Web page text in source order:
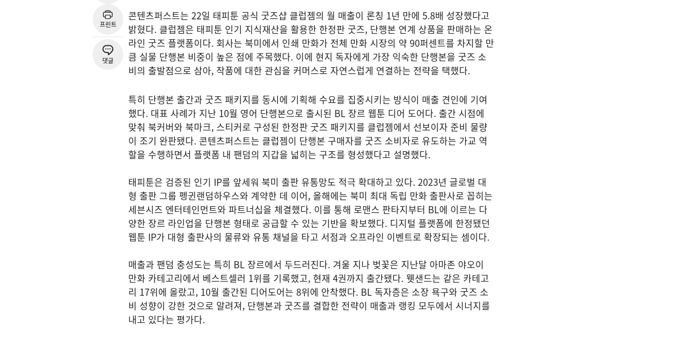
프린트
댓글
콘텐츠퍼스트는 22일 태피툰 공식 굿즈샵 클럽젬의 월 매출이 론칭 1년 만에 5.8배 성장했다고
밝혔다. 클럽젬은 태피툰 인기 지식재산을 활용한 한정판 굿즈, 단행본 연계 상품을 판매하는 온
라인 굿즈 플랫폼이다. 회사는 북미에서 인쇄 만화가 전체 만화 시장의 약 90퍼센트를 차지할 만
큼 실물 단행본 비중이 높은 점에 주목했다. 이에 현지 독자에게 가장 익숙한 단행본을 굿즈 소
비의 출발점으로 삼아, 작품에 대한 관심을 커머스로 자연스럽게 연결하는 전략을 택했다.
특히 단행본 출간과 굿즈 패키지를 동시에 기획해 수요를 집중시키는 방식이 매출 견인에 기여
했다. 대표 사례가 지난 10월 영어 단행본으로 출시된 BL 장르 웹툰 디어 도어다. 출간 시점에
맞춰 북커버와 북마크, 스티커로 구성된 한정판 굿즈 패키지를 클럽젬에서 선보이자 준비 물량
이 조기 완판됐다. 콘텐츠퍼스트는 클럽젬이 단행본 구매자를 굿즈 소비자로 유도하는 가교 역
할을 수행하면서 플랫폼 내 팬덤의 지갑을 넓히는 구조를 형성했다고 설명했다.
태피툰은 검증된 인기 IP를 앞세워 북미 출판 유통망도 적극 확대하고 있다. 2023년 글로벌 대
형 출판 그룹 펭귄랜덤하우스와 계약한 데 이어, 올해에는 북미 최대 독립 만화 출판사로 꼽히는
세븐시즈 엔터테인먼트와 파트너십을 체결했다. 이를 통해 로맨스 판타지부터 BL에 이르는 다
양한 장르 라인업을 단행본 형태로 공급할 수 있는 기반을 확보했다. 디지털 플랫폼에 한정됐던
웹툰 IP가 대형 출판사의 물류와 유통 채널을 타고 서점과 오프라인 이벤트로 확장되는 셈이다.
매출과 팬덤 충성도는 특히 BL 장르에서 두드러진다. 겨울 지나 벚꽃은 지난달 아마존 야오이
만화 카테고리에서 베스트셀러 1위를 기록했고, 현재 4권까지 출간됐다. 웻샌드는 같은 카테고
리 17위에 올랐고, 10월 출간된 디어도어는 8위에 안착했다. BL 독자층은 소장 욕구와 굿즈 소
비 성향이 강한 것으로 알려져, 단행본과 굿즈를 결합한 전략이 매출과 랭킹 모두에서 시너지를
내고 있다는 평가다.